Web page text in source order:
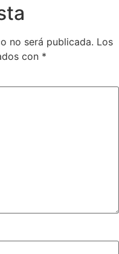
no será publicada. Los
con *